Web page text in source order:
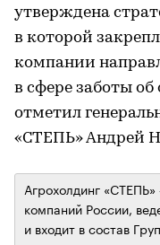
утверждена
в которой
компании
в сфере заботы
отметил
«СТЕПЬ» Андрей
Агрохолдинг
компаний России,
и входит в состав